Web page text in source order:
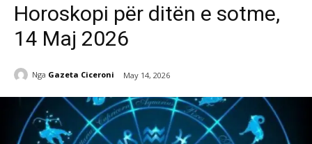
Horoskopi për ditën e sotme,
14 Maj 2026
Nga Gazeta Ciceroni May 14, 2026